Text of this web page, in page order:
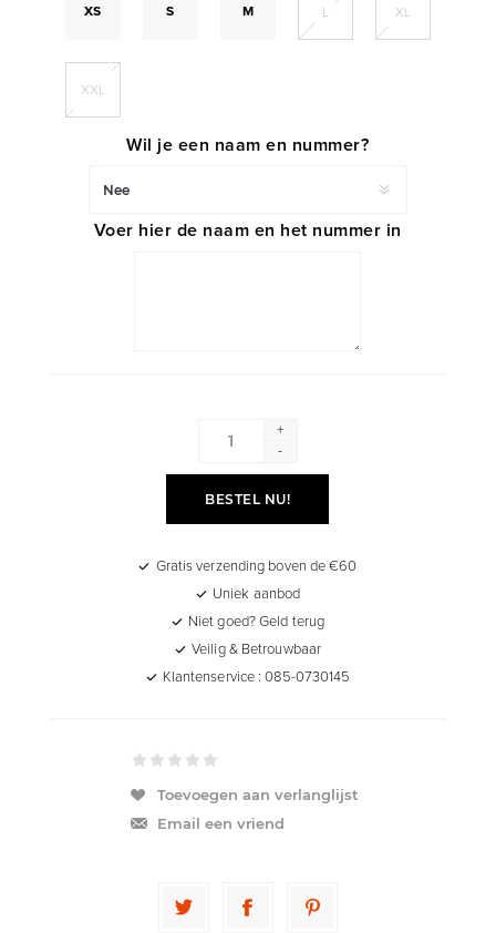
XS S M L XL
XXL
Wil je een naam en nummer?
Voer hier de naam en het nummer in
+
-
BESTEL NU!
Gratis verzending boven de €60
Uniek aanbod
Niet goed? Geld terug
Veilig & Betrouwbaar
Klantenservice : 085-0730145
Toevoegen aan verlanglijst
Email een vriend